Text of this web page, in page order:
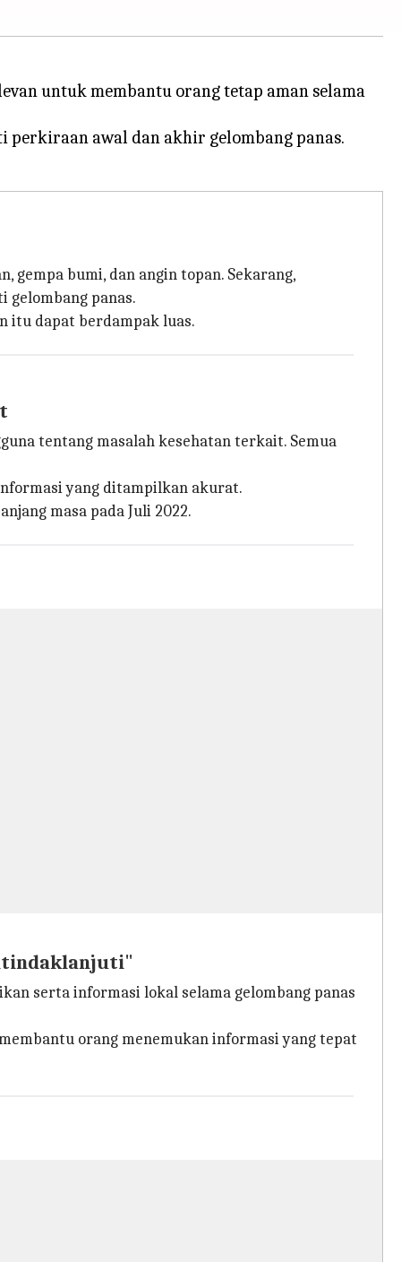
untuk membantu orang tetap aman selama
perkiraan awal dan akhir gelombang panas.
gempa bumi, dan angin topan. Sekarang,
panas.
itu dapat berdampak luas.
tentang masalah kesehatan terkait. Semua
yang ditampilkan akurat.
masa pada Juli 2022.
serta informasi lokal selama gelombang panas
orang menemukan informasi yang tepat